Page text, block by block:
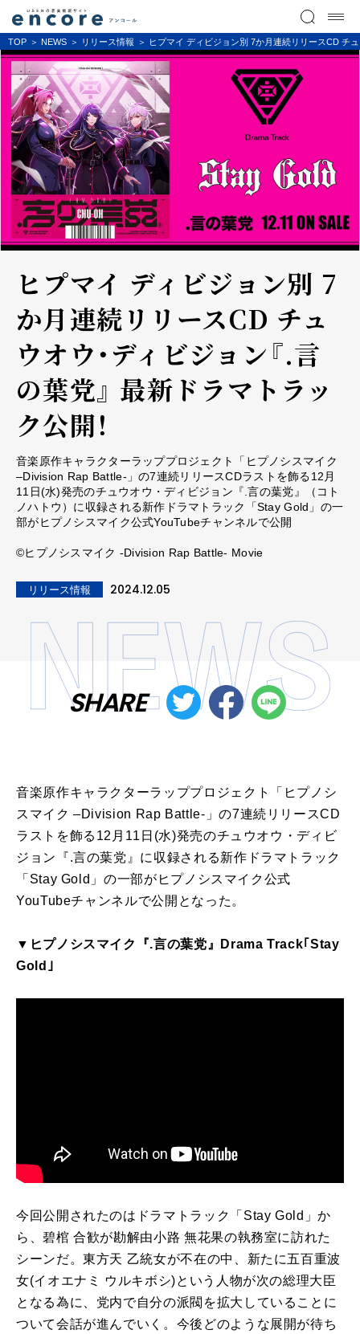
TOP NEWS リリース情報 ヒプマイ ディビジョン別 7か月連続リリースCD チ
ヒプマイ ディビジョン別 7
か月連続リリースCD チュ
ウオウ・ディビジョン『.言
の葉党』 最新ドラマトラッ
ク公開！
音楽原作キャラクターラッププロジェクト「ヒプノシスマイク
–Division Rap Battle-」の7連続リリースCDラストを飾る12月
11日(水)発売のチュウオウ・ディビジョン『.言の葉党』（コト
ノハトウ）に収録される新作ドラマトラック「Stay Gold」の一
部がヒプノシスマイク公式YouTubeチャンネルで公開
©ヒプノシスマイク -Division Rap Battle- Movie
リリース情報 2024.12.05
SHARE
音楽原作キャラクターラッププロジェクト「ヒプノシ
スマイク –Division Rap Battle-」の7連続リリースCD
ラストを飾る12月11日(水)発売のチュウオウ・ディビ
ジョン『.言の葉党』に収録される新作ドラマトラック
「Stay Gold」の一部がヒプノシスマイク公式
YouTubeチャンネルで公開となった。
▼ヒプノシスマイク『.言の葉党』Drama Track｢Stay
Gold｣
今回公開されたのはドラマトラック「Stay Gold」か
ら、碧棺 合歓が勘解由小路 無花果の執務室に訪れた
シーンだ。東方天 乙統女が不在の中、新たに五百重波
女(イオエナミ ウルキボシ)という人物が次の総理大臣
となる為に、党内で自分の派閥を拡大していることに
ついて会話が進んでいく。今後どのような展開が待ち